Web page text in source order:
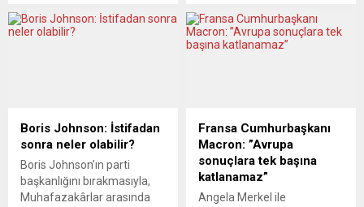
kesmeden devam ediyor.
adresindeki lokalinde saat
20:00’de gerçekleşecek
Atakan ile söyleşi ve müzik
dinletisiyle zenginleşecek.
Etkinlik sinemaseverler ve
üretimde kapasitenin
artırılması için ABD’li CF
endüstriyel karbondioksit
ihtiyacının yüzde 60’ını tek
başına karşılamasına
rağmen finansal sebeplerle
kapatmak zorunda kalan
Boris Johnson: İstifadan
sonra neler olabilir?
Boris Johnson’ın parti
başkanlığını bırakmasıyla,
Muhafazakârlar arasında
Fransa Cumhurbaşkanı
Macron: ”Avrupa
sonuçlara tek başına
katlanamaz”
Angela Merkel ile